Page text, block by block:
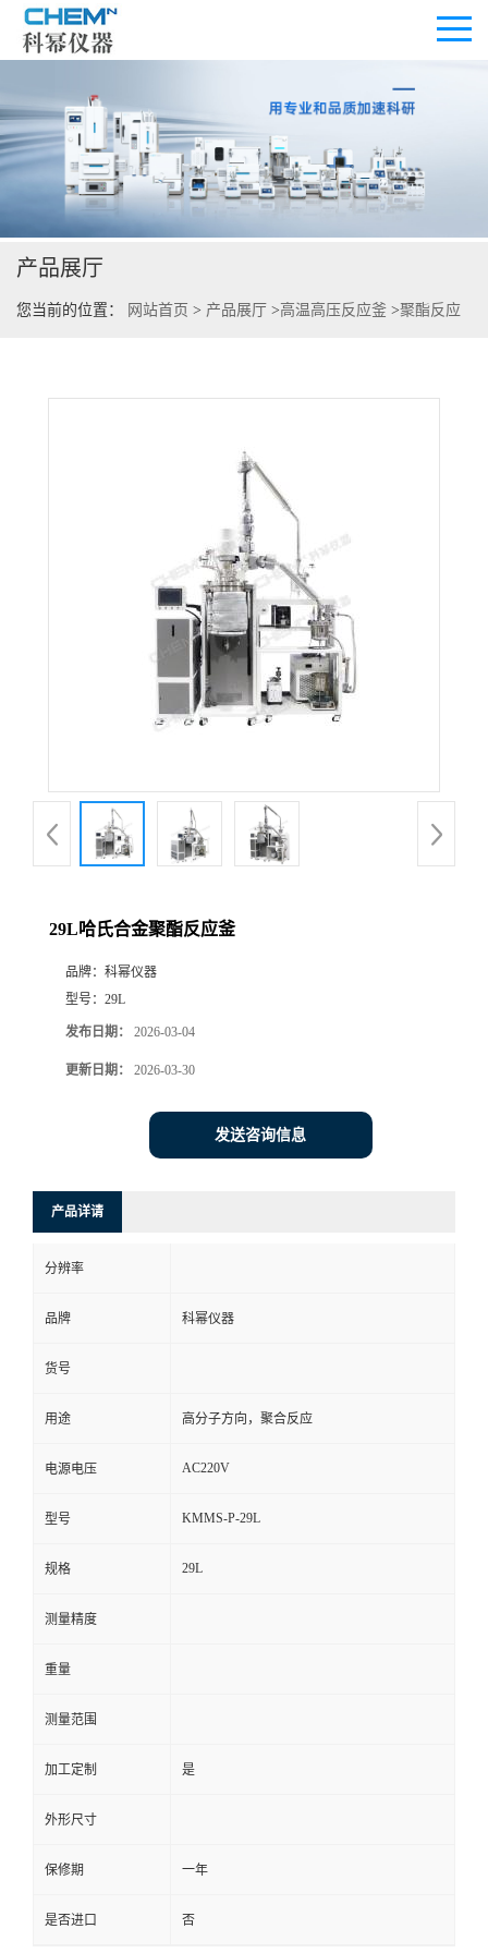
公司首页
公司介绍
公司动态
产品展厅
您当前的位置： 网站首页 > 产品展厅 >高温高压反应釜 >聚酯反应
29L哈氏合金聚酯反应釜
品牌： 科幂仪器
型号： 29L
发布日期： 2026-03-04
更新日期： 2026-03-30
发送咨询信息
产品详请
分辨率
品牌 科幂仪器
货号
用途 高分子方向，聚合反应
电源电压 AC220V
型号 KMMS-P-29L
规格 29L
测量精度
重量
测量范围
加工定制 是
外形尺寸
保修期 一年
是否进口 否